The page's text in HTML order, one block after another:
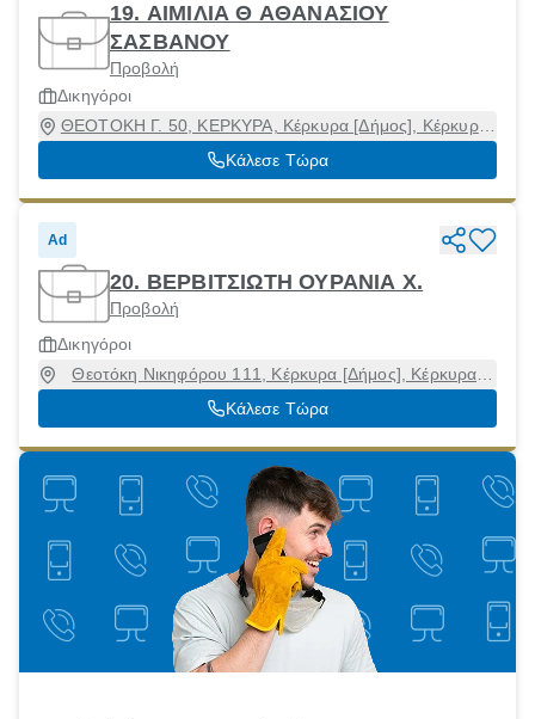
19. ΑΙΜΙΛΙΑ Θ ΑΘΑΝΑΣΙΟΥ
ΣΑΣΒΑΝΟΥ
Προβολή
Δικηγόροι
ΘΕΟΤΟΚΗ Γ. 50, ΚΕΡΚΥΡΑ, Κέρκυρα [Δήμος], Κέρκυρα,
49100
Κάλεσε Τώρα
Ad
20. ΒΕΡΒΙΤΣΙΩΤΗ ΟΥΡΑΝΙΑ Χ.
Προβολή
Δικηγόροι
Θεοτόκη Νικηφόρου 111, Κέρκυρα [Δήμος], Κέρκυρα,
49100
Κάλεσε Τώρα